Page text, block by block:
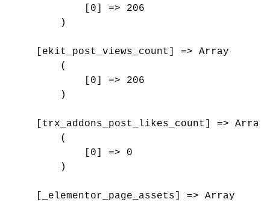
            [0] => 206
        )
    [ekit_post_views_count] => Array
        (
            [0] => 206
        )
    [trx_addons_post_likes_count] => Array
        (
            [0] => 0
        )
    [_elementor_page_assets] => Array